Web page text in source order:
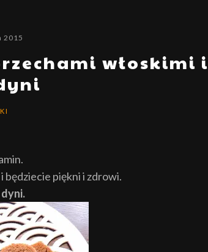
2015
włoskimi i
będziecie piękni i zdrowi.